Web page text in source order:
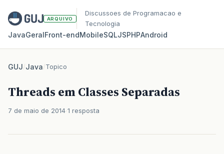
ARQUIVO
Discussoes de Programacao e
Tecnologia
JavaGeralFront‑endMobileSQLJSPHPAndroid
GUJ/Java/Topico
Threads em Classes Separadas
7 de maio de 2014 1 resposta